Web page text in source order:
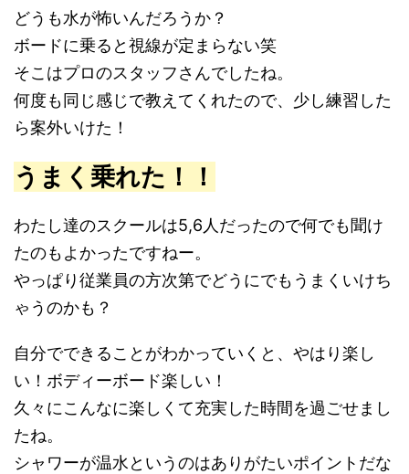
どうも水が怖いんだろうか？
ボードに乗ると視線が定まらない笑
そこはプロのスタッフさんでしたね。
何度も同じ感じで教えてくれたので、少し練習した
ら案外いけた！
うまく乗れた！！
わたし達のスクールは5,6人だったので何でも聞け
たのもよかったですねー。
やっぱり従業員の方次第でどうにでもうまくいけち
ゃうのかも？
自分でできることがわかっていくと、やはり楽し
い！ボディーボード楽しい！
久々にこんなに楽しくて充実した時間を過ごせまし
たね。
シャワーが温水というのはありがたいポイントだな